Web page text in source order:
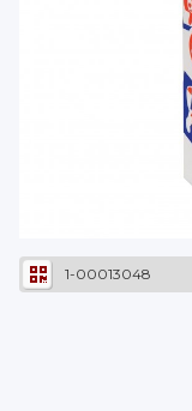
1-00013048